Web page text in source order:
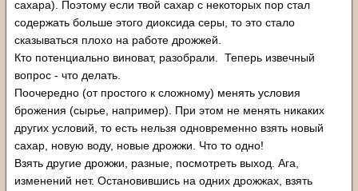
сахара). Поэтому если твой сахар с некоторых пор стал
содержать больше этого диоксида серы, то это стало
сказываться плохо на работе дрожжей.
Кто потенциально виноват, разобрали. Теперь извечный
вопрос - что делать.
Поочередно (от простого к сложному) менять условия
брожения (сырье, например). При этом не менять никаких
других условий, то есть нельзя одновременно взять новый
сахар, новую воду, новые дрожжи. Что то одно!
Взять другие дрожжи, разные, посмотреть выход. Ага,
изменений нет. Остановившись на одних дрожжах, взять